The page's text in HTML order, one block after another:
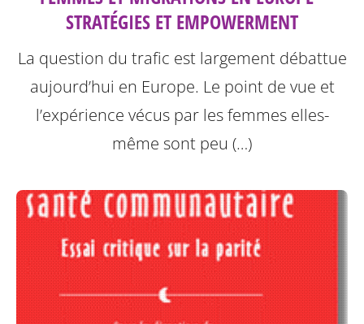
STRATÉGIES ET EMPOWERMENT
La question du trafic est largement débattue
aujourd’hui en Europe. Le point de vue et
l’expérience vécus par les femmes elles-
même sont peu (…)